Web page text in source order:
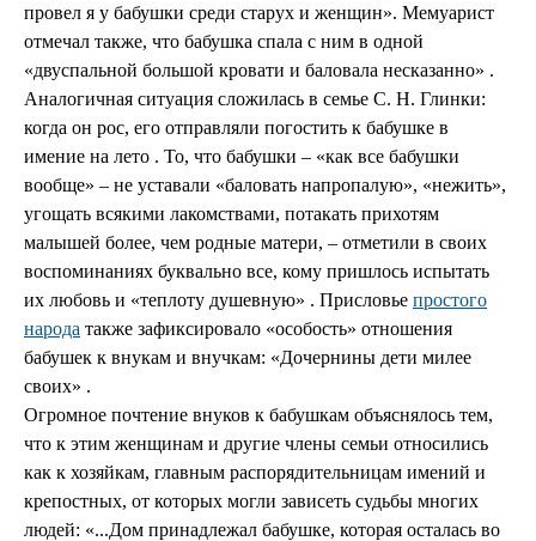
провел я у бабушки среди старух и женщин». Мемуарист
отмечал также, что бабушка спала с ним в одной
«двуспальной большой кровати и баловала несказанно» .
Аналогичная ситуация сложилась в семье С. Н. Глинки:
когда он рос, его отправляли погостить к бабушке в
имение на лето . То, что бабушки – «как все бабушки
вообще» – не уставали «баловать напропалую», «нежить»,
угощать всякими лакомствами, потакать прихотям
малышей более, чем родные матери, – отметили в своих
воспоминаниях буквально все, кому пришлось испытать
их любовь и «теплоту душевную» . Присловье простого
народа также зафиксировало «особость» отношения
бабушек к внукам и внучкам: «Дочернины дети милее
своих» .
Огромное почтение внуков к бабушкам объяснялось тем,
что к этим женщинам и другие члены семьи относились
как к хозяйкам, главным распорядительницам имений и
крепостных, от которых могли зависеть судьбы многих
людей: «...Дом принадлежал бабушке, которая осталась во